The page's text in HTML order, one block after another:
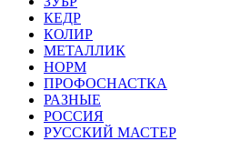
КЕДР
КОЛИР
МЕТАЛЛИК
НОРМ
ПРОФОСНАСТКА
РАЗНЫЕ
РОССИЯ
РУССКИЙ МАСТЕР